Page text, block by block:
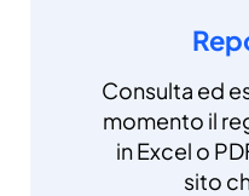
Consulta ed
momento il
in Excel o
sito